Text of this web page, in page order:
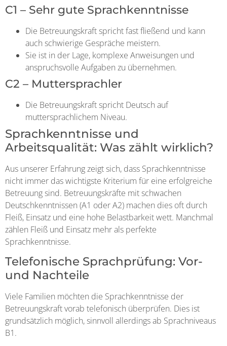
C1 – Sehr gute Sprachkenntnisse
Die Betreuungskraft spricht fast fließend und kann
auch schwierige Gespräche meistern.
Sie ist in der Lage, komplexe Anweisungen und
anspruchsvolle Aufgaben zu übernehmen.
C2 – Muttersprachler
Die Betreuungskraft spricht Deutsch auf
muttersprachlichem Niveau.
Sprachkenntnisse und
Arbeitsqualität: Was zählt wirklich?
Aus unserer Erfahrung zeigt sich, dass Sprachkenntnisse
nicht immer das wichtigste Kriterium für eine erfolgreiche
Betreuung sind. Betreuungskräfte mit schwachen
Deutschkenntnissen (A1 oder A2) machen dies oft durch
Fleiß, Einsatz und eine hohe Belastbarkeit wett. Manchmal
zählen Fleiß und Einsatz mehr als perfekte
Sprachkenntnisse.
Telefonische Sprachprüfung: Vor-
und Nachteile
Viele Familien möchten die Sprachkenntnisse der
Betreuungskraft vorab telefonisch überprüfen. Dies ist
grundsätzlich möglich, sinnvoll allerdings ab Sprachniveaus
B1.